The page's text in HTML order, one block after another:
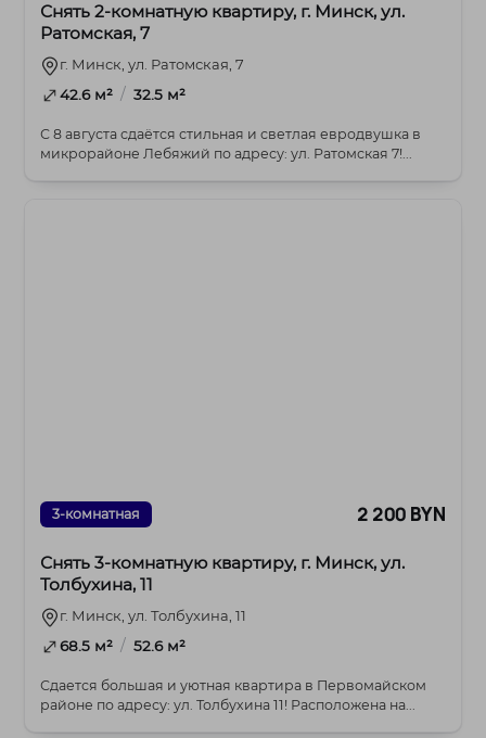
Снять 2-комнатную квартиру, г. Минск, ул.
Ратомская, 7
г. Минск, ул. Ратомская, 7
42.6 м² / 32.5 м²
С 8 августа сдаётся стильная и светлая евродвушка в
микрорайоне Лебяжий по адресу: ул. Ратомская 7!...
3-комнатная 2 200 BYN
Снять 3-комнатную квартиру, г. Минск, ул.
Толбухина, 11
г. Минск, ул. Толбухина, 11
68.5 м² / 52.6 м²
Сдается большая и уютная квартира в Первомайском
районе по адресу: ул. Толбухина 11! Расположена на...